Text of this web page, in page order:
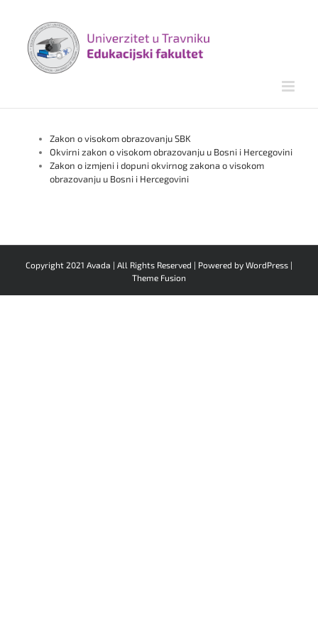
content
Zakon o visokom obrazovanju SBK
Okvirni zakon o visokom obrazovanju u Bosni i Hercegovini
Zakon o izmjeni i dopuni okvirnog zakona o visokom
obrazovanju u Bosni i Hercegovini
Copyright 2021 Avada | All Rights Reserved | Powered by WordPress |
Theme Fusion